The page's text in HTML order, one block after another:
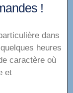
!
dans
heures
caractère où
et